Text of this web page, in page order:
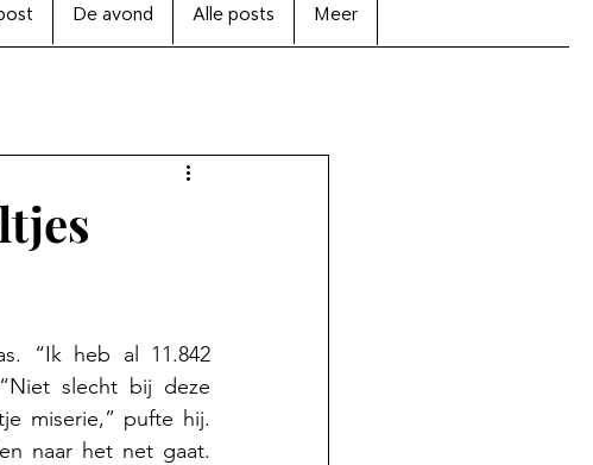
De avond Alle posts Meer
“Ik heb al 11.842
slecht bij deze
miserie,” pufte hij.
naar het net gaat.